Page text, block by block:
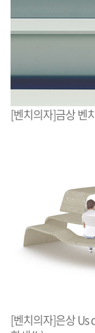
[벤치의자]금상 벤
[벤치의자]은상